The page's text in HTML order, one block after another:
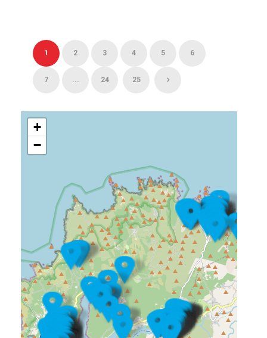
1 2 3 4 5 6
7 ... 24 25
+
−